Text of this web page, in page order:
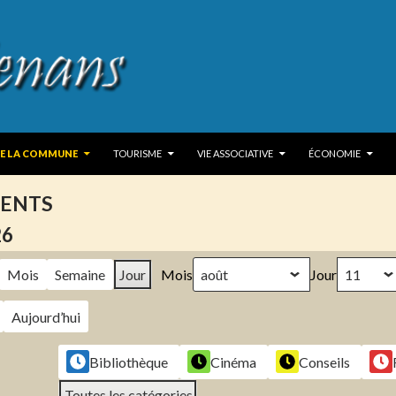
LA COMMUNE
TOURISME VIE ASSOCIATIVE ÉCONOMIE
Mois Semaine Jour Mois Jour
Aujourd’hui
Bibliothèque Cinéma Conseils